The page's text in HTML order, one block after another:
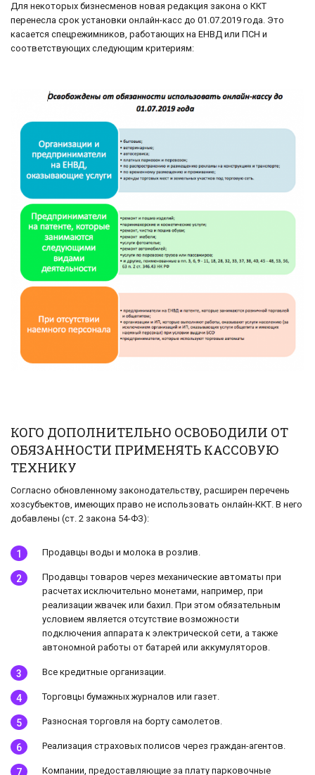
Для некоторых бизнесменов новая редакция закона о ККТ
перенесла срок установки онлайн-касс до 01.07.2019 года. Это
касается спецрежимников, работающих на ЕНВД или ПСН и
соответствующих следующим критериям:
КОГО ДОПОЛНИТЕЛЬНО ОСВОБОДИЛИ ОТ
ОБЯЗАННОСТИ ПРИМЕНЯТЬ КАССОВУЮ
ТЕХНИКУ
Согласно обновленному законодательству, расширен перечень
хозсубъектов, имеющих право не использовать онлайн-ККТ. В него
добавлены (ст. 2 закона 54-ФЗ):
Продавцы воды и молока в розлив.
Продавцы товаров через механические автоматы при
расчетах исключительно монетами, например, при
реализации жвачек или бахил. При этом обязательным
условием является отсутствие возможности
подключения аппарата к электрической сети, а также
автономной работы от батарей или аккумуляторов.
Все кредитные организации.
Торговцы бумажных журналов или газет.
Разносная торговля на борту самолетов.
Реализация страховых полисов через граждан-агентов.
Компании, предоставляющие за плату парковочные